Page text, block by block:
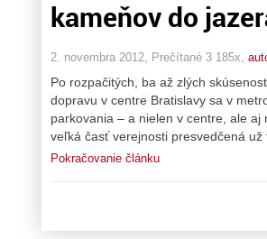
kameňov do
2. novembra 2012, Prečítané 3 185x,
Po rozpačitých, ba až zlých
dopravu v centre Bratislavy sa v
parkovania – a nielen v centre, ale
veľká časť verejnosti presvedčená
Pokračovanie článku